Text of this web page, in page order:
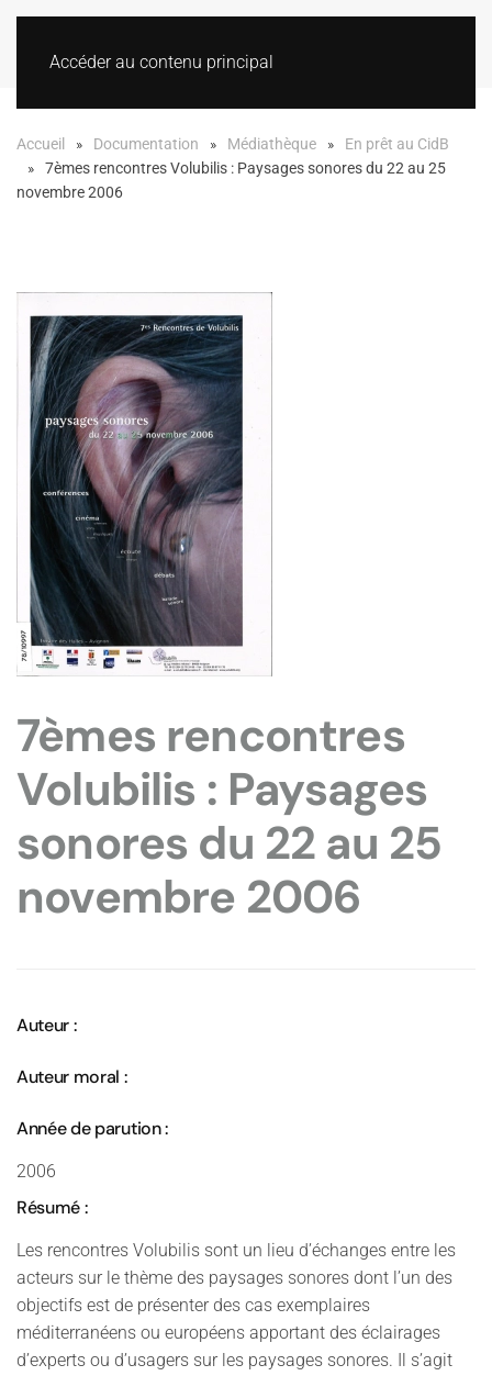
Accéder au contenu principal
Accueil Documentation Médiathèque
En prêt au CidB
7èmes rencontres Volubilis : Paysages sonores du 22 au 25
novembre 2006
7èmes rencontres
Volubilis : Paysages
sonores du 22 au 25
novembre 2006
Auteur :
Auteur moral :
Année de parution :
2006
Résumé :
Les rencontres Volubilis sont un lieu d’échanges entre les
acteurs sur le thème des paysages sonores dont l’un des
objectifs est de présenter des cas exemplaires
méditerranéens ou européens apportant des éclairages
d’experts ou d’usagers sur les paysages sonores. Il s’agit